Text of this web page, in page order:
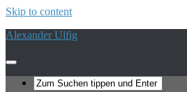
Skip to content
Alexander Ulfig